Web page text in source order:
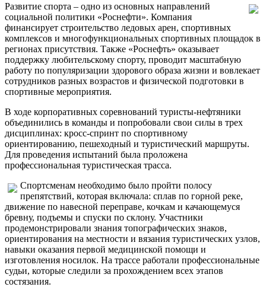
Развитие спорта – одно из основных направлений
социальной политики «Роснефти». Компания
финансирует строительство ледовых арен, спортивных
комплексов и многофункциональных спортивных площадок в
регионах присутствия. Также «Роснефть» оказывает
поддержку любительскому спорту, проводит масштабную
работу по популяризации здорового образа жизни и вовлекает
сотрудников разных возрастов и физической подготовки в
спортивные мероприятия.
В ходе корпоративных соревнований туристы-нефтяники
объединились в команды и попробовали свои силы в трех
дисциплинах: кросс-спринт по спортивному
ориентированию, пешеходный и туристический маршруты.
Для проведения испытаний была проложена
профессиональная туристическая трасса.
Спортсменам необходимо было пройти полосу
препятствий, которая включала: сплав по горной реке,
движение по навесной переправе, кочкам и качающемуся
бревну, подъемы и спуски по склону. Участники
продемонстрировали знания топографических знаков,
ориентирования на местности и вязания туристических узлов,
навыки оказания первой медицинской помощи и
изготовления носилок. На трассе работали профессиональные
судьи, которые следили за прохождением всех этапов
состязания.